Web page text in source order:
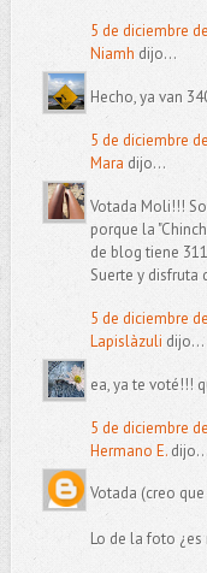
5 de diciembre
Niamh dijo...
Hecho, ya van
5 de diciembre
Mara dijo...
Votada Moli!!!
porque la
de blog tiene
Suerte y disfruta
5 de diciembre
Lapislàzuli dijo...
ea, ya te voté!!!
5 de diciembre
Hermano E.dijo...
Votada (creo
Lo de la foto